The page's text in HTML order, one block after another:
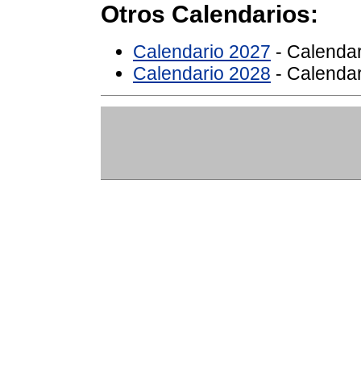
Otros Calendarios:
Calendario 2027 -
Calendario 2028 -